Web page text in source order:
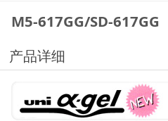
M5-617GG/SD-617GG
产品详细